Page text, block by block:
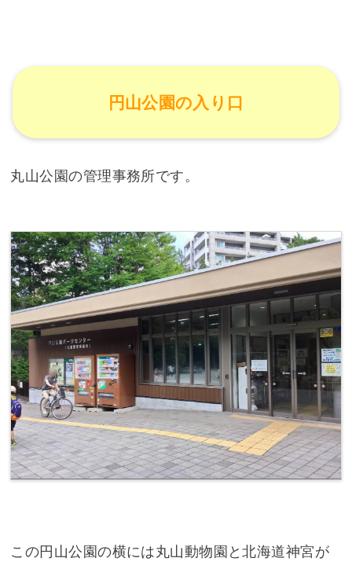
円山公園の入り口
丸山公園の管理事務所です。
この円山公園の横には丸山動物園と北海道神宮が